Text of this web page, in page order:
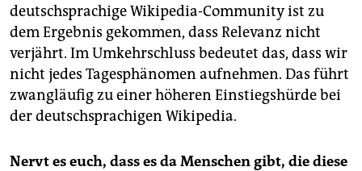
deutschsprachige Wikipedia-Community ist zu
dem Ergebnis gekommen, dass Relevanz nicht
verjährt. Im Umkehrschluss bedeutet das, dass wir
nicht jedes Tagesphänomen aufnehmen. Das führt
zwangläufig zu einer höheren Einstiegshürde bei
der deutschsprachigen Wikipedia.
Nervt es euch, dass es da Menschen gibt, die diese